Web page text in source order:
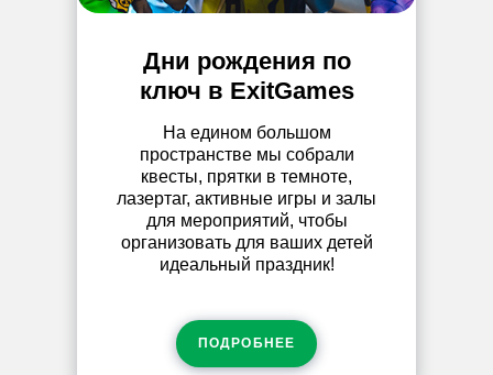
Дни рождения по
ключ в ExitGames
На едином большом
пространстве мы собрали
квесты, прятки в темноте,
лазертаг, активные игры и залы
для мероприятий, чтобы
организовать для ваших детей
идеальный праздник!
ПОДРОБНЕЕ